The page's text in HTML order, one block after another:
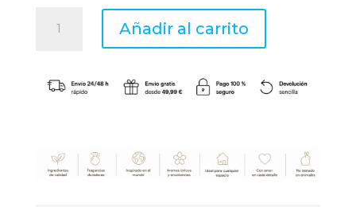
BERRIES
Mikado
d'olor
cantidad
Añadir al carrito